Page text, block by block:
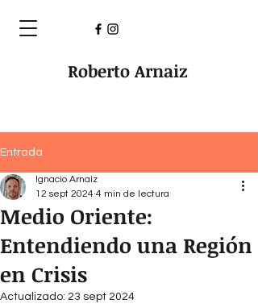
Roberto Arnaiz
Entrada
Medio Oriente:
Entendiendo una Región
en Crisis
Ignacio Arnaiz
12 sept 2024 4 min de lectura
Actualizado: 23 sept 2024